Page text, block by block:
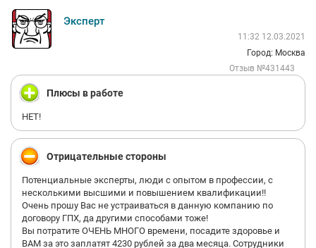
Эксперт
11:32 12.03.2021
Город: Москва
Отзыв №431443
Плюсы в работе
НЕТ!
Отрицательные стороны
Потенциальные эксперты, люди с опытом в профессии, с
несколькими высшими и повышением квалификации!!
Очень прошу Вас не устраиваться в данную компанию по
договору ГПХ, да другими способами тоже!
Вы потратите ОЧЕНЬ МНОГО времени, посадите здоровье и
ВАМ за это заплатят 4230 рублей за два месяца. Сотрудники